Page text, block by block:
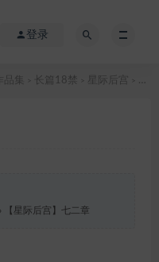
登录
集 长篇18禁 星际后宫
【星际后宫】七二章